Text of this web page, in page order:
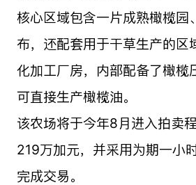
核心区域包含一片成熟橄榄园
布，还配套用于干草生产的区
化加工厂房，内部配备了橄榄
可直接生产橄榄油。
该农场将于今年8月进入拍卖
219万加元，并采用为期一小
完成交易。